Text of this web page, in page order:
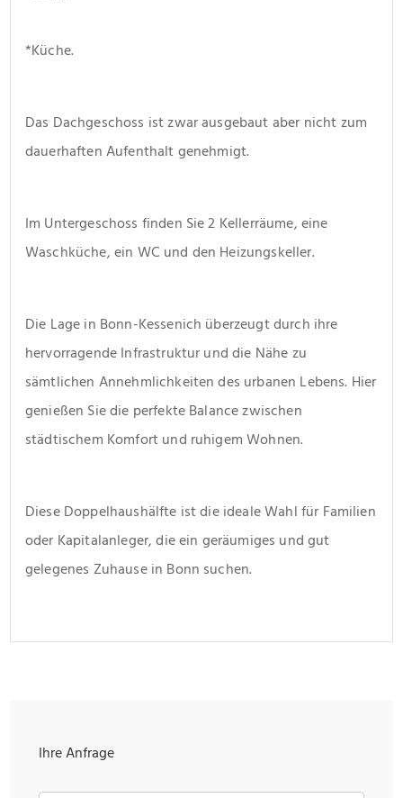
*Küche.
Das Dachgeschoss ist zwar ausgebaut aber nicht zum
dauerhaften Aufenthalt genehmigt.
Im Untergeschoss finden Sie 2 Kellerräume, eine
Waschküche, ein WC und den Heizungskeller.
Die Lage in Bonn-Kessenich überzeugt durch ihre
hervorragende Infrastruktur und die Nähe zu
sämtlichen Annehmlichkeiten des urbanen Lebens. Hier
genießen Sie die perfekte Balance zwischen
städtischem Komfort und ruhigem Wohnen.
Diese Doppelhaushälfte ist die ideale Wahl für Familien
oder Kapitalanleger, die ein geräumiges und gut
gelegenes Zuhause in Bonn suchen.
Ihre Anfrage